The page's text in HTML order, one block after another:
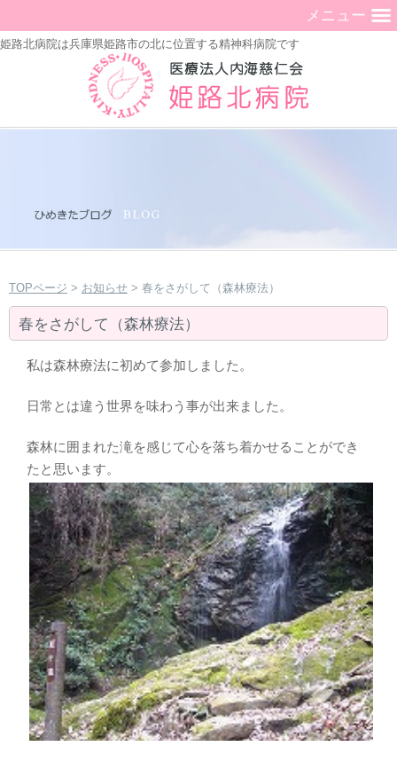
姫路北病院は兵庫県姫路市の北に位置する精神科病院です
メニュー
TOPページ > お知らせ > 春をさがして（森林療法）
春をさがして（森林療法）
私は森林療法に初めて参加しました。
日常とは違う世界を味わう事が出来ました。
森林に囲まれた滝を感じて心を落ち着かせることができ
たと思います。